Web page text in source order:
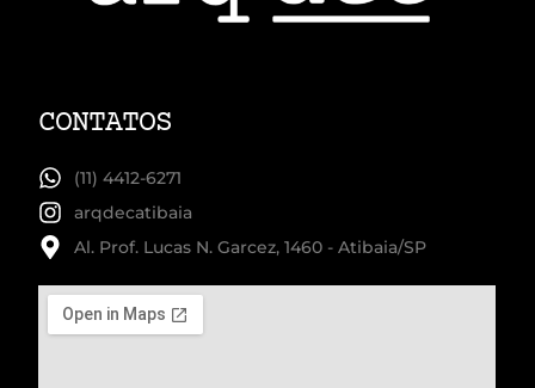
CONTATOS
(11) 4412-6271
arqdecatibaia
Al. Prof. Lucas N. Garcez, 1460 - Atibaia/SP